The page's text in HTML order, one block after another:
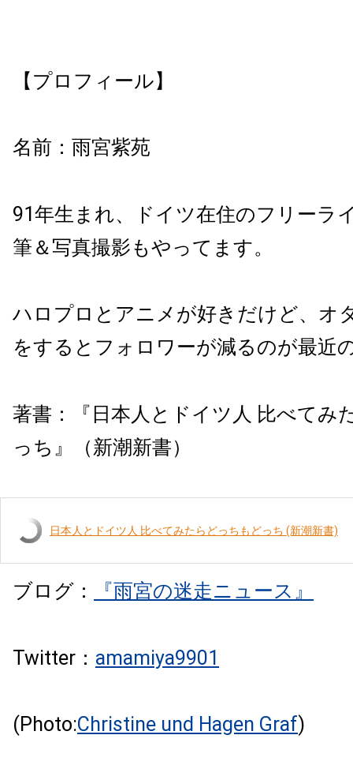
【プロフィール】
名前：雨宮紫苑
91年生まれ、ドイツ在住のフリーラ
筆＆写真撮影もやってます。
ハロプロとアニメが好きだけど、 オ
をするとフォロワーが減るのが最近
著書：
『日本人とドイツ人 比べてみ
っち』（新潮新書）
日本人とドイツ人 比べてみたらどっちもどっち (新潮新書)
ブログ： 『雨宮の迷走ニュース』
Twitter： amamiya9901
(Photo:Christine und Hagen Graf)